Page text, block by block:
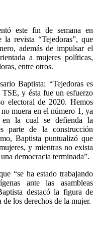
este fin de semana en
revista “Tejedoras”, que
además de impulsar el
a mujeres políticas,
entre otros.
Baptista: “Tejedoras es
y ésta fue un esfuerzo
electoral de 2020. Hemos
muera en el número 1, ya
en la cual se defienda la
parte de la construcción
Baptista puntualizó que
y mientras no exista
democracia terminada”.
“se ha estado trabajando
ante las asambleas
destacó la figura de
los derechos de la mujer.